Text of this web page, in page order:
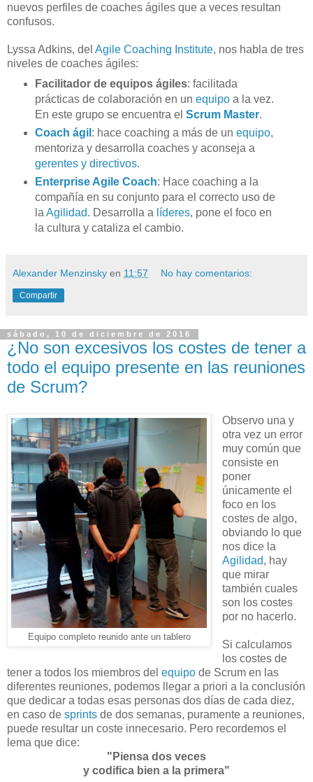
nuevos perfiles de coaches ágiles que a veces resultan
confusos.
Lyssa Adkins, del Agile Coaching Institute, nos habla de tres
niveles de coaches ágiles:
Facilitador de equipos ágiles: facilitada
prácticas de colaboración en un equipoa la vez.
En este grupo se encuentra el Scrum Master.
Coach ágil : hace coaching a más de un equipo,
mentoriza y desarrolla coaches y aconseja a
gerentes y directivos.
Enterprise Agile Coach: Hace coaching a la
compañía en su conjunto para el correcto uso de
la Agilidad. Desarrolla a líderes, pone el foco en
la cultura y cataliza el cambio.
Alexander Menzinsky en 11:57 No hay comentarios:
Compartir
sábado, 10 de diciembre de 2016
¿No son excesivos los costes de tener a
todo el equipo presente en las reuniones
de Scrum?
Equipo completo reunido ante un tablero
Observo una y
otra vez un error
muy común que
consiste en
poner
únicamente el
foco en los
costes de algo,
obviando lo que
nos dice la
Agilidad, hay
que mirar
también cuales
son los costes
por no hacerlo.
Si calculamos
los costes de
tener a todos los miembros del equipo de Scrum en las
diferentes reuniones, podemos llegar a priori a la conclusión
que dedicar a todas esas personas dos días de cada diez,
en caso de sprints de dos semanas, puramente a reuniones,
puede resultar un coste innecesario. Pero recordemos el
lema que dice:
"Piensa dos veces
y codifica bien a la primera"